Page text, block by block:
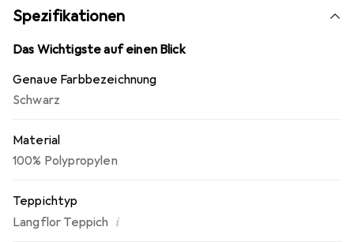
Spezifikationen
Das Wichtigste auf einen Blick
Genaue Farbbezeichnung
Schwarz
Material
100% Polypropylen
Teppichtyp
Langflor Teppich i